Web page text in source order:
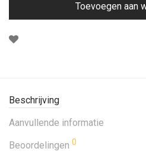
Toevoegen aan
Beschrijving
Aanvullende informatie
Beoordelingen 0